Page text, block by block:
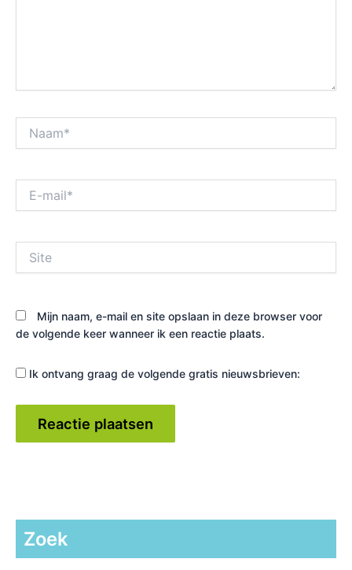
mail*
Mijn naam, e-mail en site opslaan in deze browser voor
de volgende keer wanneer ik een reactie plaats.
Ik ontvang graag de volgende gratis nieuwsbrieven:
Zoek